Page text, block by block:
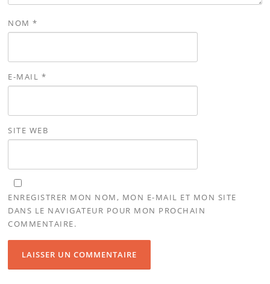
NOM*
E-MAIL *
SITE WEB
ENREGISTRER MON NOM, MON E-MAIL ET MON SITE
DANS LE NAVIGATEUR POUR MON PROCHAIN
COMMENTAIRE.